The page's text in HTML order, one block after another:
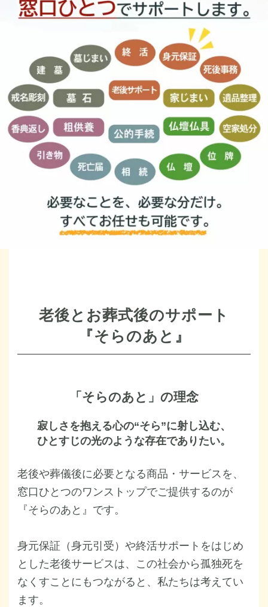
老後とお葬式後のサポート
『そらのあと』
「そらのあと」の理念
寂しさを抱える心の“そら”に射し込む、
ひとすじの光のような存在でありたい。
老後や葬儀後に必要となる商品・サービスを、
窓口ひとつのワンストップでご提供するのが
『そらのあと』です。
身元保証（身元引受）や終活サポートをはじめ
とした老後サービスは、この社会から孤独死を
なくすことにもつながると、私たちは考えてい
ます。